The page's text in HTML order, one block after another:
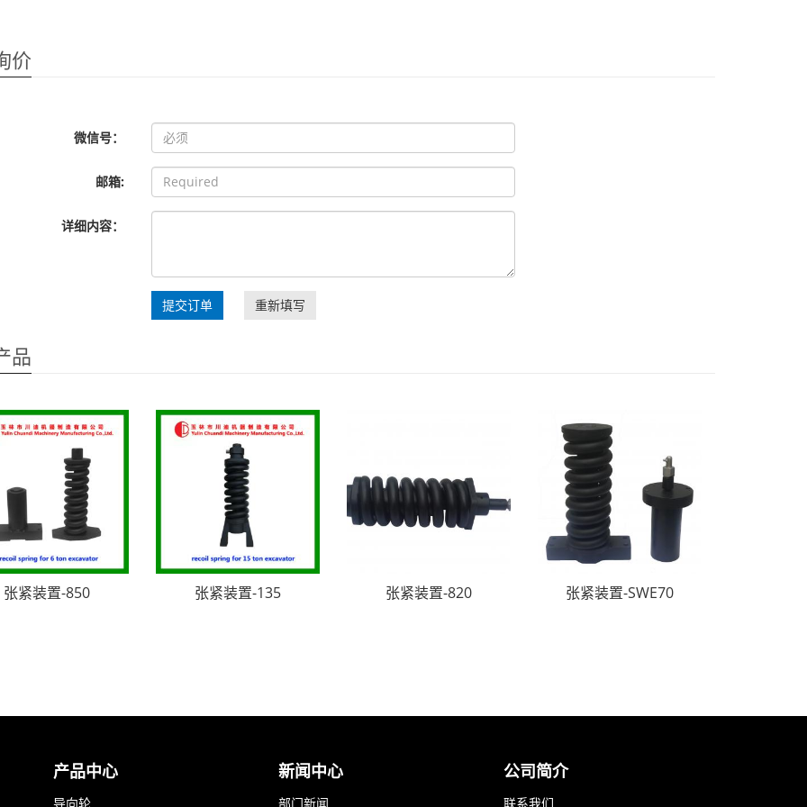
价
微信号：
邮箱:
详细内容：
提交订单 重新填写
品
张紧装置-850 张紧装置-135 张紧装置-820 张紧装置-SWE70
产品中心
导向轮
新闻中心
部门新闻
公司简介
联系我们